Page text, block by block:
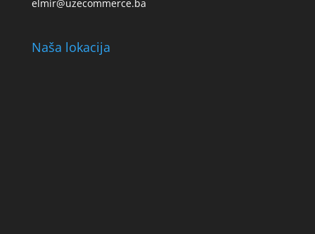
elmir@uzecommerce.ba
Naša lokacija